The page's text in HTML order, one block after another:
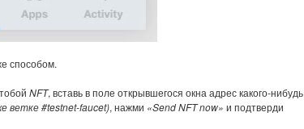
способом.
NFT, вставь в поле открывшегося окна адрес какого-нибудь
ветке #testnet-faucet), нажми «Send NFT now» и подтверди